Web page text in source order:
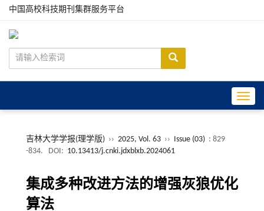
中国高校科技期刊集群服务平台
吉林大学学报(理学版) ›› 2025, Vol. 63 ›› Issue (03) : 829
-834.
DOI: 10.13413/j.cnki.jdxblxb.2024061
集成多种改进方法的增强灰狼优化
算法